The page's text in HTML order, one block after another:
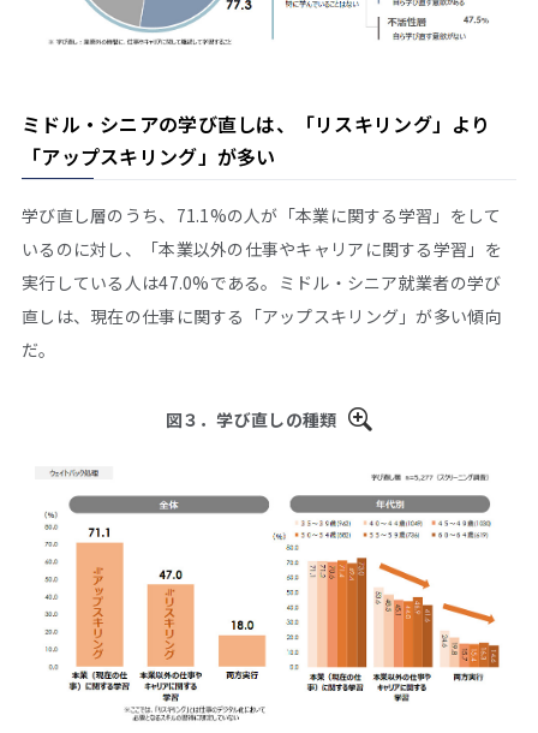
ミドル・シニアの学び直しは、「リスキリング」より
「アップスキリング」が多い
学び直し層のうち、71.1%の人が「本業に関する学習」をして
いるのに対し、「本業以外の仕事やキャリアに関する学習」を
実行している人は47.0%である。ミドル・シニア就業者の学び
直しは、現在の仕事に関する「アップスキリング」が多い傾向
だ。
図３．学び直しの種類